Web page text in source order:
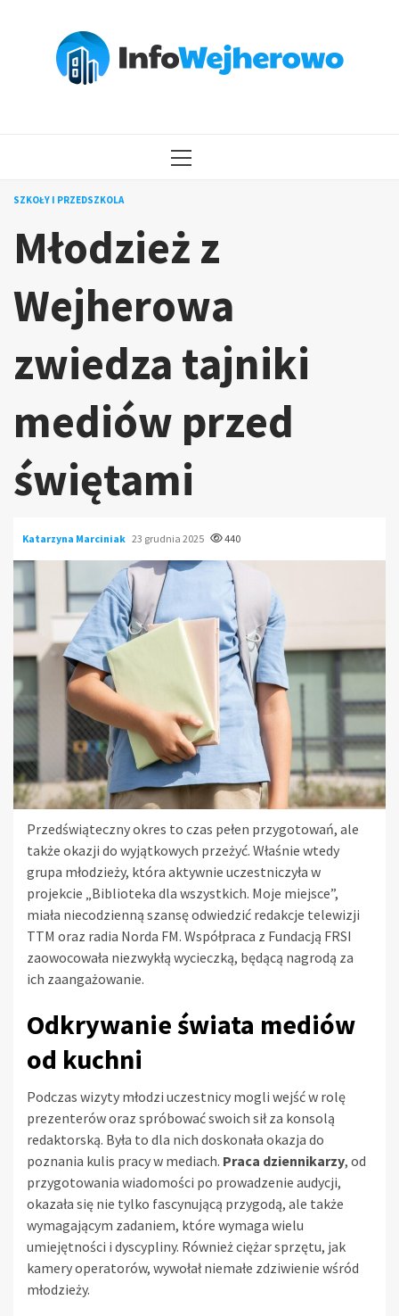
MENU
SZKOŁY I PRZEDSZKOLA
Młodzież z
Wejherowa
zwiedza tajniki
mediów przed
świętami
Katarzyna Marciniak 23 grudnia 2025 440
Przedświąteczny okres to czas pełen przygotowań, ale
także okazji do wyjątkowych przeżyć. Właśnie wtedy
grupa młodzieży, która aktywnie uczestniczyła w
projekcie „Biblioteka dla wszystkich. Moje miejsce”,
miała niecodzienną szansę odwiedzić redakcje telewizji
TTM oraz radia Norda FM. Współpraca z Fundacją FRSI
zaowocowała niezwykłą wycieczką, będącą nagrodą za
ich zaangażowanie.
Odkrywanie świata mediów
od kuchni
Podczas wizyty młodzi uczestnicy mogli wejść w rolę
prezenterów oraz spróbować swoich sił za konsolą
redaktorską. Była to dla nich doskonała okazja do
poznania kulis pracy w mediach. Praca dziennikarzy, od
przygotowania wiadomości po prowadzenie audycji,
okazała się nie tylko fascynującą przygodą, ale także
wymagającym zadaniem, które wymaga wielu
umiejętności i dyscypliny. Również ciężar sprzętu, jak
kamery operatorów, wywołał niemałe zdziwienie wśród
młodzieży.